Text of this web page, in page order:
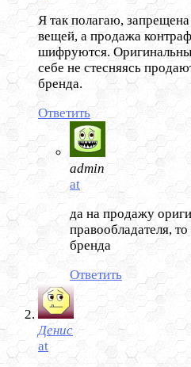
Я так полагаю,
вещей, а продажа
шифруются.
себе не стесняясь
бренда.
Ответить
admin
at
да на продажу
правообладателя,
бренда
Ответить
Денис
at